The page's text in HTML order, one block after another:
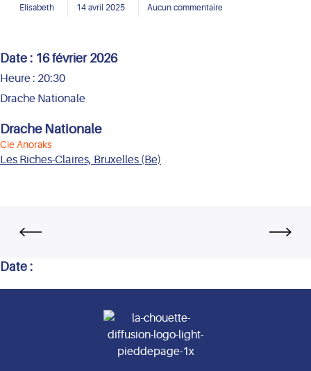
Elisabeth 14 avril 2025 Aucun commentaire
Date : 16 février 2026
Heure : 20:30
Drache Nationale
Drache Nationale
Cie Anoraks
Les Riches-Claires, Bruxelles (Be)
Date :